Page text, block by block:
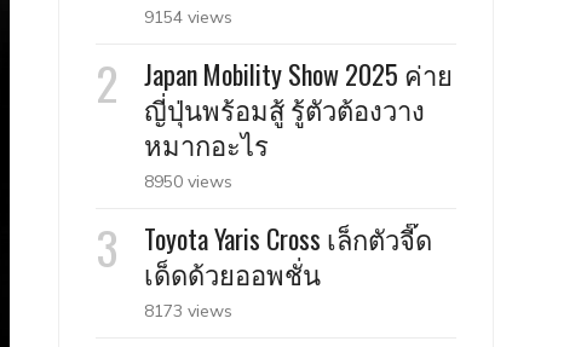
9154 views
Japan Mobility Show 2025 ค่าย
ญี่ปุ่นพร้อมสู้ รู้ตัวต้องวาง
หมากอะไร
8950 views
Toyota Yaris Cross เล็กตัวจี๊ด
เด็ดด้วยออพชั่น
8173 views